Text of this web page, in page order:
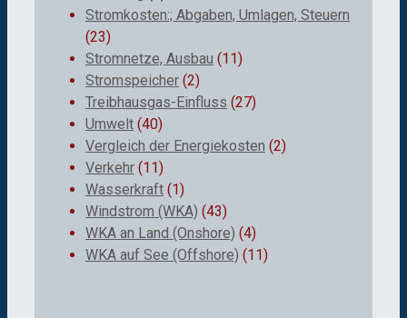
Stromkosten:; Abgaben, Umlagen, Steuern
(23)
Stromnetze, Ausbau (11)
Stromspeicher (2)
Treibhausgas-Einfluss (27)
Umwelt (40)
Vergleich der Energiekosten (2)
Verkehr (11)
Wasserkraft (1)
Windstrom (WKA) (43)
WKA an Land (Onshore) (4)
WKA auf See (Offshore) (11)